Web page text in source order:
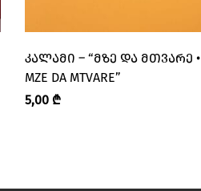
ᲙᲐᲚᲐᲛᲘ – “ᲛᲖᲔ ᲓᲐ ᲛᲗᲕᲐᲠᲔ •
MZE DA MTVARE”
5,00 ₾